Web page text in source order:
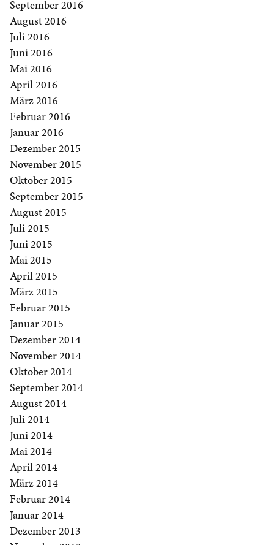
September 2016
August 2016
Juli 2016
Juni 2016
Mai 2016
April 2016
März 2016
Februar 2016
Januar 2016
Dezember 2015
November 2015
Oktober 2015
September 2015
August 2015
Juli 2015
Juni 2015
Mai 2015
April 2015
März 2015
Februar 2015
Januar 2015
Dezember 2014
November 2014
Oktober 2014
September 2014
August 2014
Juli 2014
Juni 2014
Mai 2014
April 2014
März 2014
Februar 2014
Januar 2014
Dezember 2013